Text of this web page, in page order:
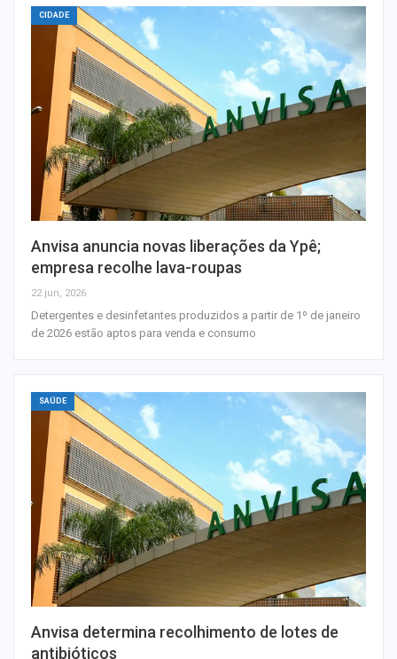
CIDADE
Anvisa anuncia novas liberações da Ypê;
empresa recolhe lava-roupas
22 jun, 2026
Detergentes e desinfetantes produzidos a partir de 1º de janeiro
de 2026 estão aptos para venda e consumo
SAÚDE
Anvisa determina recolhimento de lotes de
antibióticos